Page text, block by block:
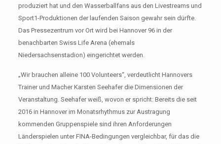
produziert hat und den Wasserballfans aus den Livestreams und
Sport1-Produktionen der laufenden Saison gewahr sein dürfte.
Das Pressezentrum vor Ort wird bei Hannover 96 in der
benachbarten Swiss Life Arena (ehemals
Niedersachsenstadion) eingerichtet werden.
„Wir brauchen alleine 100 Volunteers“, verdeutlicht Hannovers
Trainer und Macher Karsten Seehafer die Dimensionen der
Veranstaltung. Seehafer weiß, wovon er spricht: Bereits die seit
2016 in Hannover im Monatsrhythmus zur Austragung
kommenden Gruppenspiele sind ihren Anforderungen
Länderspielen unter FINA-Bedingungen vergleichbar, für das die